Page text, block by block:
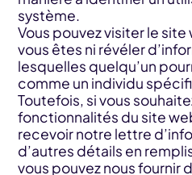
système.
Vous pouvez visiter le
vous êtes ni révéler
lesquelles quelqu’un
comme un individu
Toutefois, si vous
fonctionnalités du site
recevoir notre lettre
d’autres détails en
vous pouvez nous fournir